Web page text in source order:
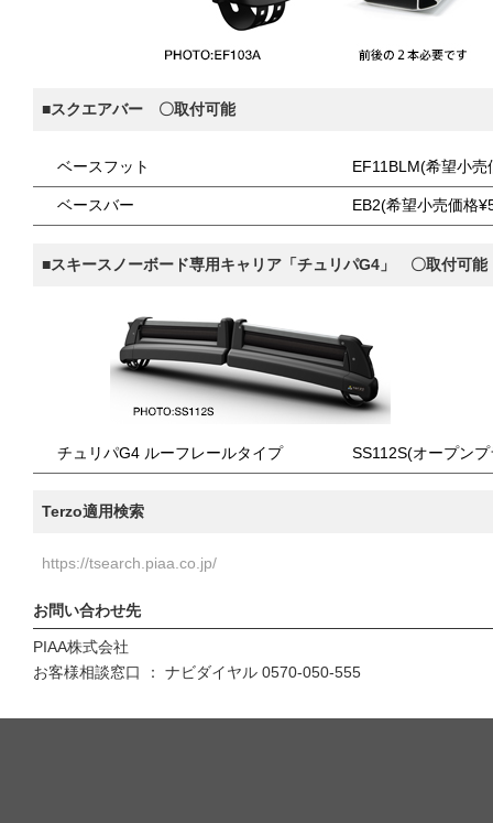
■スクエアバー 〇取付可能
ベースフット EF11BLM(希望小
ベースバー EB2(希望小売価格
■スキースノーボード専用キャリア「チュリパG4」 〇取付可能
チュリパG4 ルーフレールタイプ SS112S(オープン
Terzo適用検索
https://tsearch.piaa.co.jp/
お問い合わせ先
PIAA株式会社
お客様相談窓口 ： ナビダイヤル 0570-050-555